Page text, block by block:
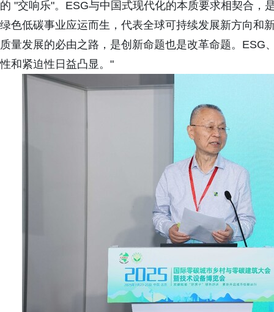
的 "交响乐"。ESG与中国式现代化的本质要求相契合，
绿色低碳事业应运而生，代表全球可持续发展新方向和
质量发展的必由之路，是创新命题也是改革命题。ESG
性和紧迫性日益凸显。"